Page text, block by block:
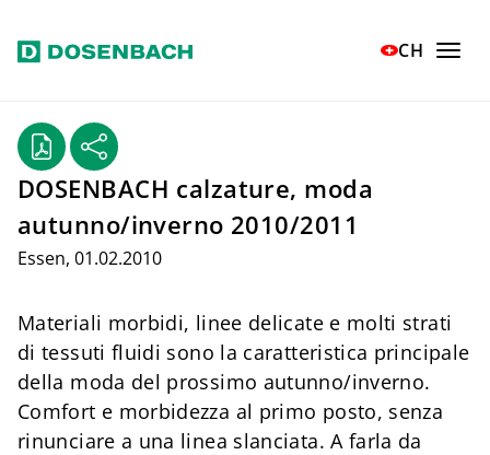
Vai al contenuto principale CH
Home Stampa
Communicati stampa
DOSENBACH calzature, moda
autunno/inverno 2010/2011
Essen, 01.02.2010
Materiali morbidi, linee delicate e molti strati
di tessuti fluidi sono la caratteristica principale
della moda del prossimo autunno/inverno.
Comfort e morbidezza al primo posto, senza
rinunciare a una linea slanciata. A farla da